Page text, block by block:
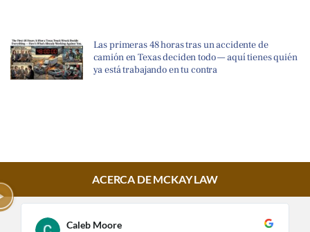
Las primeras 48 horas tras un accidente de
camión en Texas deciden todo — aquí tienes quién
ya está trabajando en tu contra
ACERCA DE MCKAY LAW
Caleb Moore